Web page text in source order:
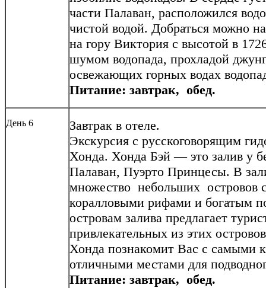
части Палаван, расположился
чистой водой. Добраться можно
на гору Виктория с высотой в
шумом водопада, прохладой
освежающих горных водах
Питание: завтрак, обед.
День 6
Завтрак в отеле.
Экскурсия с русскоговорящим
Хонда. Хонда Бэй — это залив у
Палаван, Пуэрто Принцесы. В
множество небольших островов
коралловыми рифами и богатым
островам залива предлагает
привлекательных из этих
Хонда познакомит Вас с самыми
отличными местами для
Питание: завтрак, обед.